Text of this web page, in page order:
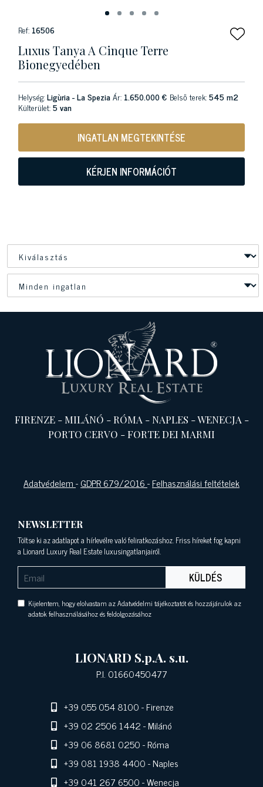
Ref: 16506
Luxus Tanya A Cinque Terre
Bionegyedében
Helység:Ligùria - La SpeziaÁr: 1.650.000 € Belső terek:545 m2
Külterület:5 van
INGATLAN MEGTEKINTÉSE
KÉRJEN INFORMÁCIÓT
FIRENZE-MILÁNÓ -RÓMA -NAPLES -WENECJA -
PORTO CERVO -FORTE DEI MARMI
Adatvédelem-GDPR 679/2016-Felhasználási feltételek
NEWSLETTER
Töltse ki az adatlapot a hírlevélre való feliratkozáshoz. Friss híreket fog kapni
a Lionard Luxury Real Estate luxusingatlanjairól.
KÜLDÉS
Kijelentem, hogy elolvastam az Adatvédelmi tájékoztatót és hozzájárulok az
adatok felhasználásához és feldolgozásához
LIONARD S.p.A. s.u.
P.I. 01660450477
+39 055 054 8100- Firenze
+39 02 2506 1442- Milánó
+39 06 8681 0250- Róma
+39 081 1938 4400- Naples
+39 041 267 6500- Wenecja